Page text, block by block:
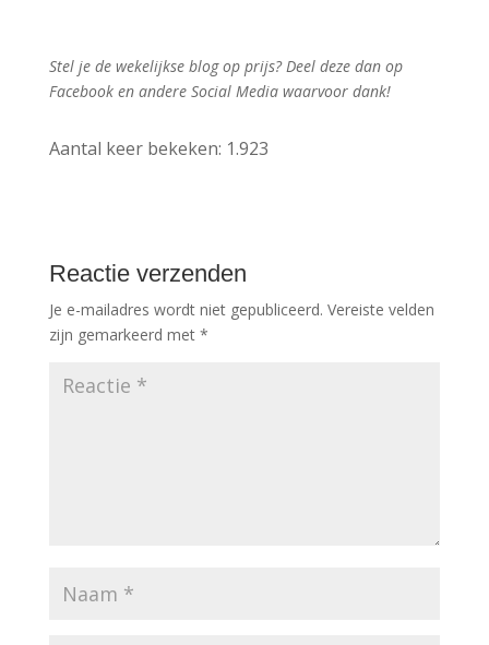
Stel je de wekelijkse blog op prijs? Deel deze dan op
Facebook en andere Social Media waarvoor dank!
Aantal keer bekeken: 1.923
Reactie verzenden
Je e-mailadres wordt niet gepubliceerd. Vereiste velden
zijn gemarkeerd met *